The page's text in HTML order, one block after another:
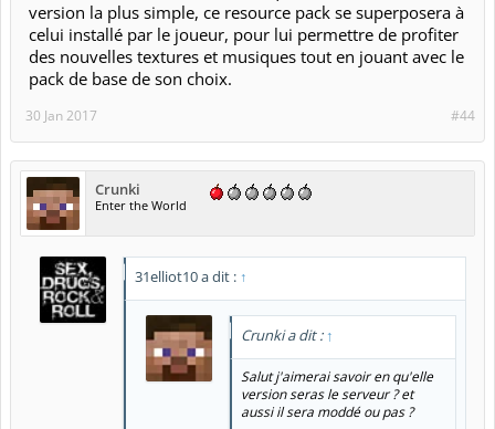
version la plus simple, ce resource pack se superposera à
celui installé par le joueur, pour lui permettre de profiter
des nouvelles textures et musiques tout en jouant avec le
pack de base de son choix.
#44
30 Jan 2017
Crunki
Enter the World
31elliot10 a dit : ↑
Crunki a dit : ↑
Salut j'aimerai savoir en qu'elle
version seras le serveur ? et
aussi il sera moddé ou pas ?